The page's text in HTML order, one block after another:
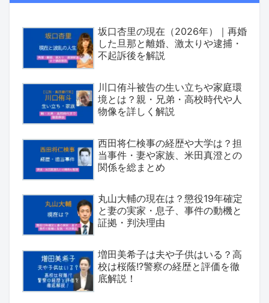
坂口杏里の現在（2026年）｜再婚
した旦那と離婚、激太りや逮捕・
不起訴後を解説
川口侑斗被告の生い立ちや家庭環
境とは？親・兄弟・高校時代や人
物像を詳しく解説
西田将仁検事の経歴や大学は？担
当事件・妻や家族、米田真澄との
関係を総まとめ
丸山大輔の現在は？懲役19年確定
と妻の実家・息子、事件の動機と
証拠・判決理由
増田美希子は夫や子供はいる？高
校は桜蔭!?警察の経歴と評価を徹
底解説！